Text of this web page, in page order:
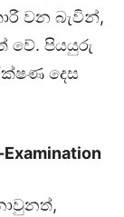
වන බැවින්,
වේ. පියයුරු
දෙස